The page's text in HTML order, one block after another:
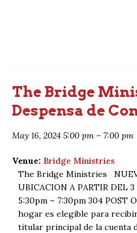
The Bridge
Despensa de
May 16, 2024 5:00 pm – 7:00 pm
Venue: Bridge Ministries
The Bridge Ministries
UBICACION A PARTIR DEL
5:30pm – 7:30pm 304 POST
hogar es elegible para
titular principal de la cuenta